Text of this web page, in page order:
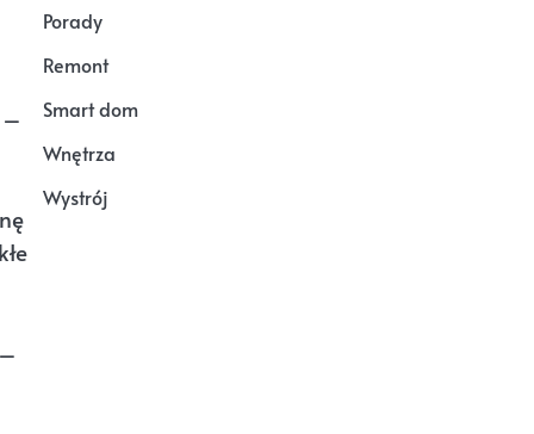
–
Porady
Remont
Smart dom
Wnętrza
Wystrój